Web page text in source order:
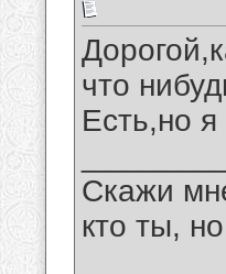
что
Есть,но я
Скажи
кто ты,